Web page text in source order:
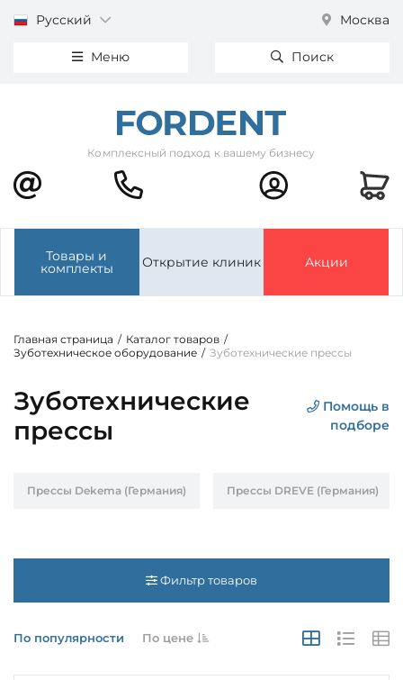
Русский Москва
Меню Поиск
Комплексный подход к вашему бизнесу
Товары и
комплекты Открытие клиник Акции
Главная страница / Каталог товаров /
Зуботехническое оборудование / Зуботехнические прессы
Зуботехнические
прессы
Помощь в
подборе
Прессы Dekema (Германия) Прессы DREVE (Германия)
Фильтр товаров
По популярности По цене